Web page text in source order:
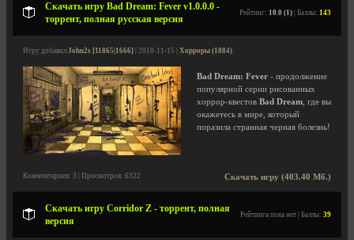
Скачать игру Bad Dream: Fever v1.0.0.0 -
торрент, полная русская версия
Рейтинг: 10.0 (1) | Баллы: 143
Игру добавил John2s [11865|1666] | 2018-11-15 | Хорроры (1884)
Bad Dream: Fever - продолжение
популярной серии рисованных
хоррор-квестов Bad Dream , где вы
окажетесь в мире, который
поразила странная черная болезнь!
Скачать игру (403.40 Мб.)
Комментариев: 3 | Просмотров: 6322
Скачать игру Corridor Z - торрент, полная
версия
Рейтинга пока нет | Баллы: 39